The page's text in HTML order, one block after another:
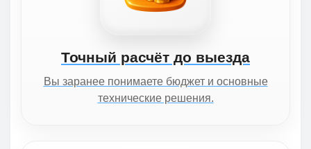
Точный расчёт до выезда
Вы заранее понимаете бюджет и основные
технические решения.